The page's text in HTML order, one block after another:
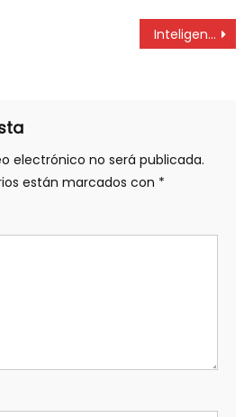
Inteligencia Artificial aplicada a la Seguridad y Salud en el Trabajo
electrónico no será publicada.
están marcados con *